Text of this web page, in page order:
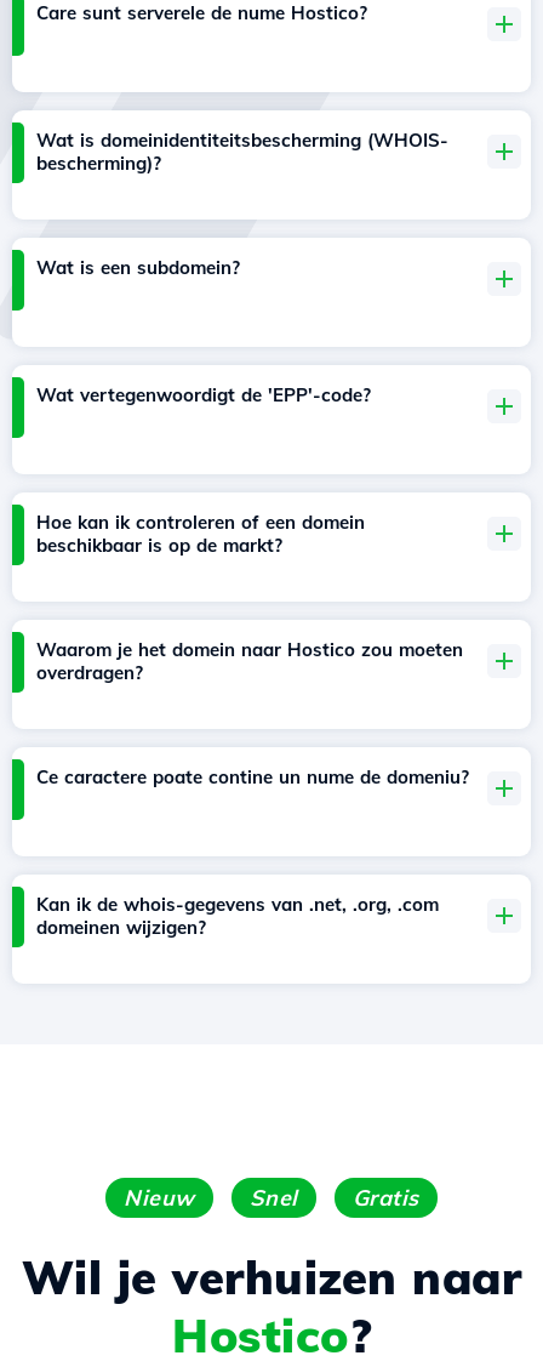
Care sunt serverele de nume Hostico?
Wat is domeinidentiteitsbescherming (WHOIS-
bescherming)?
Wat is een subdomein?
Wat vertegenwoordigt de 'EPP'-code?
Hoe kan ik controleren of een domein
beschikbaar is op de markt?
Waarom je het domein naar Hostico zou moeten
overdragen?
Ce caractere poate contine un nume de domeniu?
Kan ik de whois-gegevens van .net, .org, .com
domeinen wijzigen?
Nieuw Snel Gratis
Wil je verhuizen naar
Hostico?